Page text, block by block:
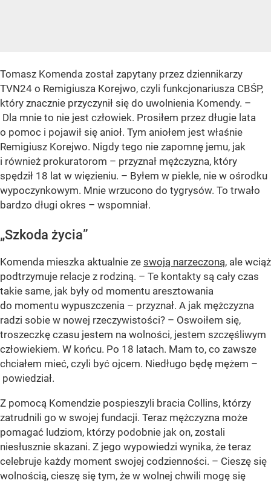
Tomasz Komenda został zapytany przez dziennikarzy
TVN24 o Remigiusza Korejwo, czyli funkcjonariusza CBŚP,
który znacznie przyczynił się do uwolnienia Komendy. –
Dla mnie to nie jest człowiek. Prosiłem przez długie lata
o pomoc i pojawił się anioł. Tym aniołem jest właśnie
Remigiusz Korejwo. Nigdy tego nie zapomnę jemu, jak
i również prokuratorom – przyznał mężczyzna, który
spędził 18 lat w więzieniu. – Byłem w piekle, nie w ośrodku
wypoczynkowym. Mnie wrzucono do tygrysów. To trwało
bardzo długi okres – wspomniał.
„Szkoda życia”
Komenda mieszka aktualnie ze swoją narzeczoną, ale wciąż
podtrzymuje relacje z rodziną. – Te kontakty są cały czas
takie same, jak były od momentu aresztowania
do momentu wypuszczenia – przyznał. A jak mężczyzna
radzi sobie w nowej rzeczywistości? – Oswoiłem się,
troszeczkę czasu jestem na wolności, jestem szczęśliwym
człowiekiem. W końcu. Po 18 latach. Mam to, co zawsze
chciałem mieć, czyli być ojcem. Niedługo będę mężem –
powiedział.
Z pomocą Komendzie pospieszyli bracia Collins, którzy
zatrudnili go w swojej fundacji. Teraz mężczyzna może
pomagać ludziom, którzy podobnie jak on, zostali
niesłusznie skazani. Z jego wypowiedzi wynika, że teraz
celebruje każdy moment swojej codzienności. – Cieszę się
wolnością, cieszę się tym, że w wolnej chwili mogę się